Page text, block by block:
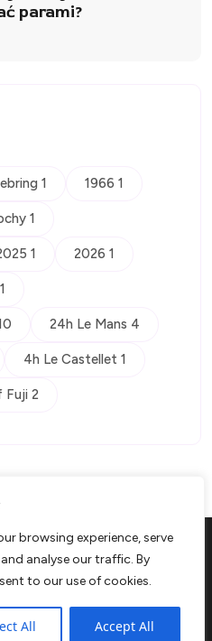
browsing experience, serve
analyse our traffic. By
to our use of cookies.
All Accept All
parami?
1 1966 1
1
1 2026 1
24h Le Mans 4
4h Le Castellet 1
Fuji 2
2026 Kontra